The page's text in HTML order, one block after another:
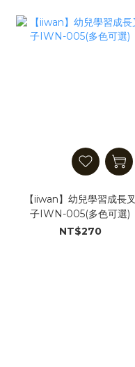
【iiwan】幼兒學習成長叉
子IWN-005(多色可選)
NT$270